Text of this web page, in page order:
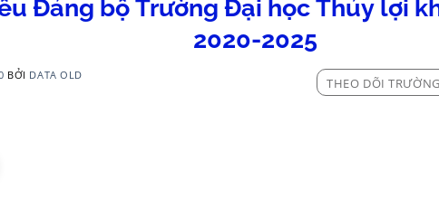
Đảng bộ Trường Đại học Thủy lợi
2020-2025
BỞI DATA OLD
THEO DÕI